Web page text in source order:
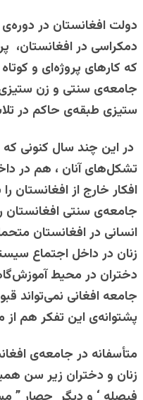
دولت افغانستان در
دمکراسی در افغانستان،
که کارهای پروژه‌ای و
جامعه‌ی سنتی و زن
ستیزی طبقه‌ی حاکم در
در این چند سال کنونی
تشکل‌های آنان ، هم در
افکار خارج از
جامعه‌ی سنتی افغانستان
انسانی در افغانستان
زنان در داخل اجتماع
دختران در محیط
جامعه افغانی نمی‌تواند
پشتوانه‌ی این تفکر هم
متأسفانه در جامعه‌ی
زنان و دختران زیر سن